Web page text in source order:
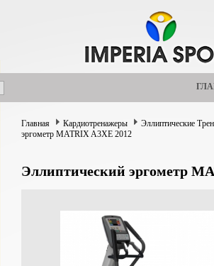
Главная Кардиотренажеры Эллиптические
эргометр MATRIX A3XE 2012
Эллиптический эргометр